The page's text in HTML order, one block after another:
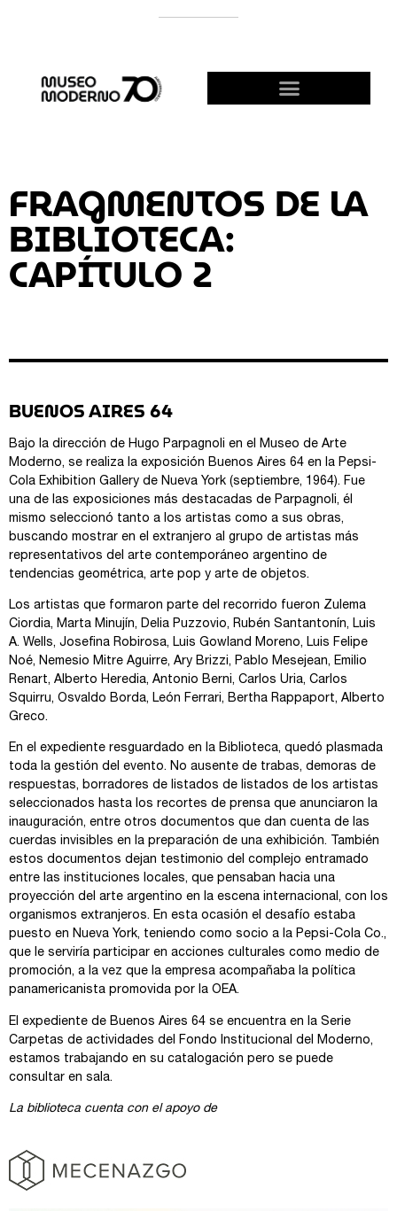
FRAGMENTOS DE LA
BIBLIOTECA:
CAPÍTULO 2
BUENOS AIRES 64
Bajo la dirección de Hugo Parpagnoli en el Museo de Arte
Moderno, se realiza la exposición Buenos Aires 64 en la Pepsi-
Cola Exhibition Gallery de Nueva York (septiembre, 1964). Fue
una de las exposiciones más destacadas de Parpagnoli, él
mismo seleccionó tanto a los artistas como a sus obras,
buscando mostrar en el extranjero al grupo de artistas más
representativos del arte contemporáneo argentino de
tendencias geométrica, arte pop y arte de objetos.
Los artistas que formaron parte del recorrido fueron Zulema
Ciordia, Marta Minujín, Delia Puzzovio, Rubén Santantonín, Luis
A. Wells, Josefina Robirosa, Luis Gowland Moreno, Luis Felipe
Noé, Nemesio Mitre Aguirre, Ary Brizzi, Pablo Mesejean, Emilio
Renart, Alberto Heredia, Antonio Berni, Carlos Uria, Carlos
Squirru, Osvaldo Borda, León Ferrari, Bertha Rappaport, Alberto
Greco.
En el expediente resguardado en la Biblioteca, quedó plasmada
toda la gestión del evento. No ausente de trabas, demoras de
respuestas, borradores de listados de listados de los artistas
seleccionados hasta los recortes de prensa que anunciaron la
inauguración, entre otros documentos que dan cuenta de las
cuerdas invisibles en la preparación de una exhibición. También
estos documentos dejan testimonio del complejo entramado
entre las instituciones locales, que pensaban hacia una
proyección del arte argentino en la escena internacional, con los
organismos extranjeros. En esta ocasión el desafío estaba
puesto en Nueva York, teniendo como socio a la Pepsi-Cola Co.,
que le serviría participar en acciones culturales como medio de
promoción, a la vez que la empresa acompañaba la política
panamericanista promovida por la OEA.
El expediente de Buenos Aires 64 se encuentra en la Serie
Carpetas de actividades del Fondo Institucional del Moderno,
estamos trabajando en su catalogación pero se puede
consultar en sala.
La biblioteca cuenta con el apoyo de